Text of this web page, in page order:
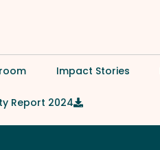
Impact Stories
Report 2024